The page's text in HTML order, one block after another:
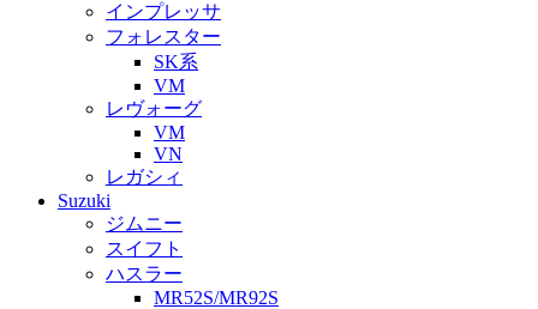
インプレッサ
フォレスター
SK系
VM
レヴォーグ
VM
VN
レガシィ
Suzuki
ジムニー
スイフト
ハスラー
MR52S/MR92S